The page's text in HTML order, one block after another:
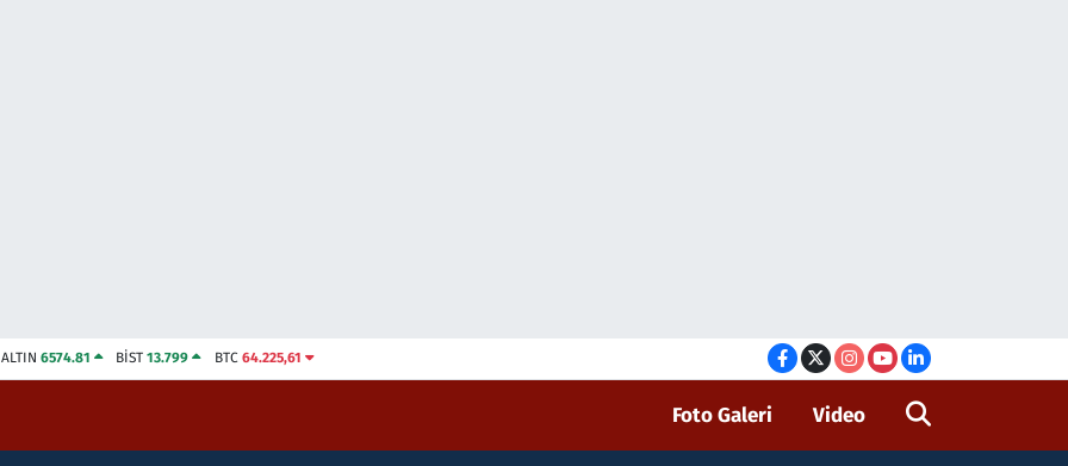
ALTIN 6574.81 BİST13.799 BTC 64.225,61
Foto Galeri Video